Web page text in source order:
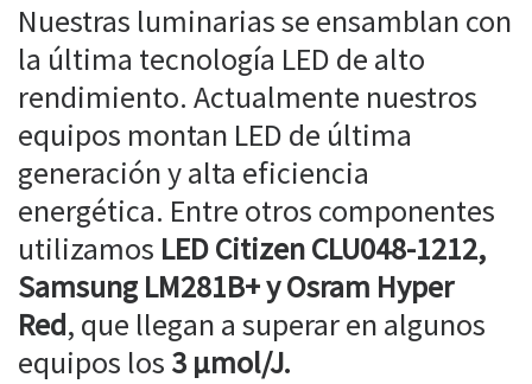
Nuestras luminarias se ensamblan con
la última tecnología LED de alto
rendimiento. Actualmente nuestros
equipos montan LED de última
generación y alta eficiencia
energética. Entre otros componentes
utilizamos LED Citizen CLU048-1212,
Samsung LM281B+ y Osram Hyper
Red, que llegan a superar en algunos
equipos los 3 µmol/J.